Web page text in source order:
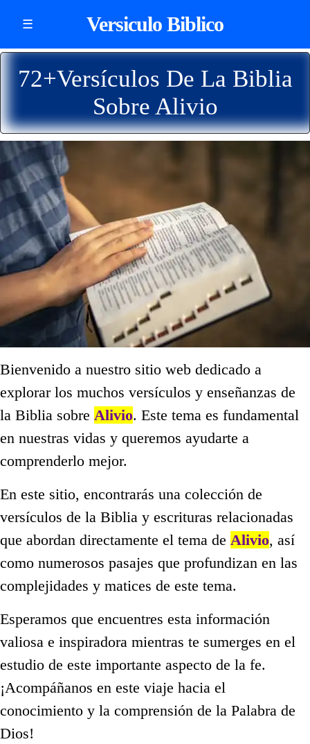
☰ Versiculo Biblico
72+Versículos De La Biblia
Sobre Alivio
Bienvenido a nuestro sitio web dedicado a
explorar los muchos versículos y enseñanzas de
la Biblia sobre Alivio. Este tema es fundamental
en nuestras vidas y queremos ayudarte a
comprenderlo mejor.
En este sitio, encontrarás una colección de
versículos de la Biblia y escrituras relacionadas
que abordan directamente el tema de Alivio, así
como numerosos pasajes que profundizan en las
complejidades y matices de este tema.
Esperamos que encuentres esta información
valiosa e inspiradora mientras te sumerges en el
estudio de este importante aspecto de la fe.
¡Acompáñanos en este viaje hacia el
conocimiento y la comprensión de la Palabra de
Dios!